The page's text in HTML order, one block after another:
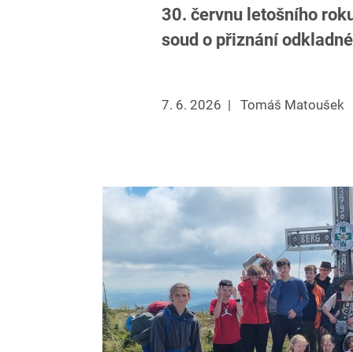
30. červnu letošního
soud o přiznání
7. 6. 2026 | Tomáš Matoušek